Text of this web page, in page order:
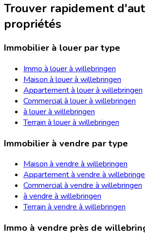
Trouver rapidement
propriétés
Immobilier à louer par type
Immo à louer à willebringen
Maison à louer à willebringen
Appartement à louer à willebringen
Commercial à louer à willebringen
à louer à willebringen
Terrain à louer à willebringen
Immobilier à vendre par type
Maison à vendre à willebringen
Appartement à vendre à
Commercial à vendre à willebringen
à vendre à willebringen
Terrain à vendre à willebringen
Immo à vendre près de